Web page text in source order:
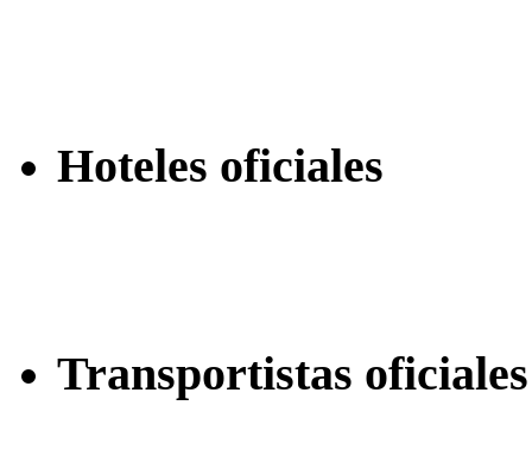
Hoteles oficiales
Transportistas oficiales